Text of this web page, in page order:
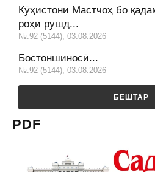
Кӯҳистони Мастчоҳ бо
роҳи рушд...
№:92 (5144), 03.08.2026
Бостоншиносӣ...
№:92 (5144), 03.08.2026
БЕШТАР
PDF